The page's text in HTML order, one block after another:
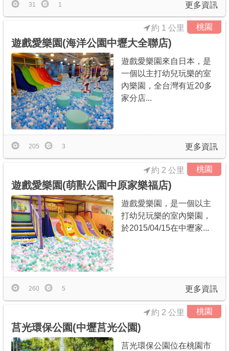
更多資訊
31 1
桃園
約 1 公里
遊戲愛樂園(海洋公園中壢大全聯店)
遊戲愛樂園來自日本，是
一個以主打幼兒玩樂的室
內樂園，全台灣有近20多
家分店...
更多資訊
205 3
桃園
約 2 公里
遊戲愛樂園(萌獸公園中原家樂福店)
遊戲愛樂園，是一個以主
打幼兒玩樂的室內樂園，
於2015/04/15在中壢家...
更多資訊
260 5
桃園
約 2 公里
莒光環保公園(中壢莒光公園)
莒光環保公園位在桃園市